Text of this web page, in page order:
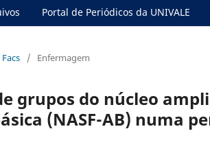
Portal de Periódicos da UNIVALE
/ Enfermagem
grupos do núcleo
(NASF-AB) numa